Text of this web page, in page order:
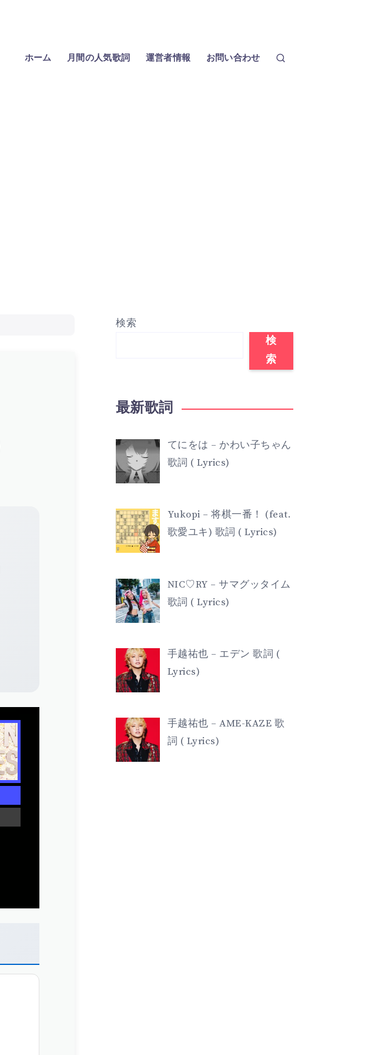
ホーム 月間の人気歌詞 運営者情報 お問い合わせ
検索
検
索
最新歌詞
てにをは – かわい子ちゃん
歌詞 ( Lyrics)
Yukopi – 将棋一番！ (feat.
歌愛ユキ) 歌詞 ( Lyrics)
NIC♡RY – サマグッタイム
歌詞 ( Lyrics)
手越祐也 – エデン 歌詞 (
Lyrics)
手越祐也 – AME-KAZE 歌
詞 ( Lyrics)